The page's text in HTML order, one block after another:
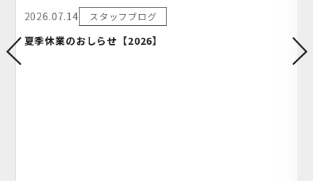
2026.07.14 スタッフブログ
夏季休業のおしらせ【2026】